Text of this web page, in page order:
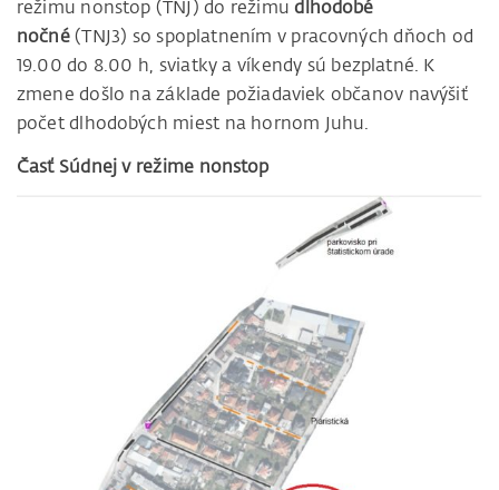
režimu nonstop (TNJ) do režimudlhodobé
nočné(TNJ3) so spoplatnením v pracovných dňoch od
19.00 do 8.00 h, sviatky a víkendy sú bezplatné. K
zmene došlo na základe požiadaviek občanov navýšiť
počet dlhodobých miest na hornom Juhu.
Časť Súdnej v režime nonstop